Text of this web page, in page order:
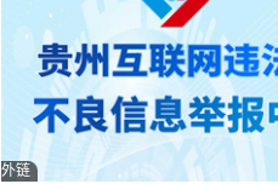
外链